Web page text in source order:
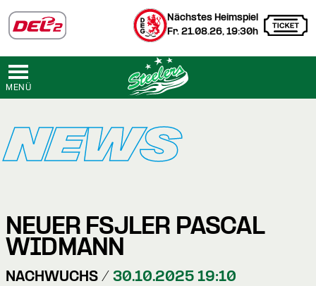
Nächstes Heimspiel
Fr. 21.08.26, 19:30h
MENÜ
NEWS
NEUER FSJLER PASCAL
WIDMANN
NACHWUCHS / 30.10.2025 19:10